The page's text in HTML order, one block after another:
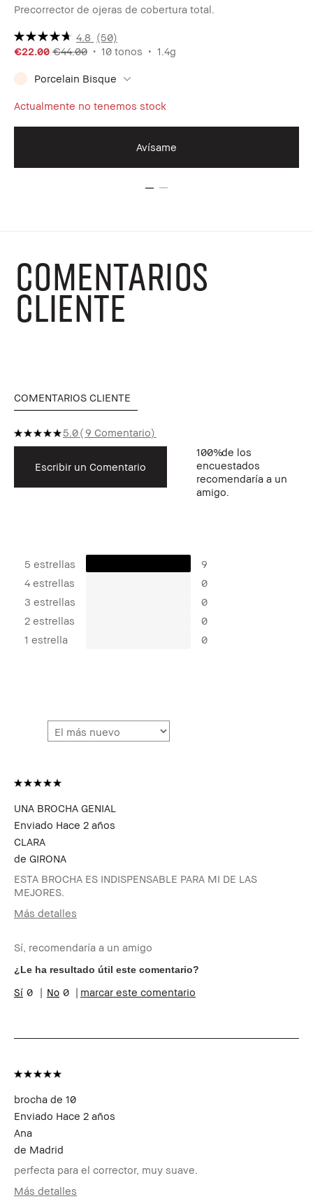
Precorrector de ojeras de cobertura total.
4.8 (50)
€22.00 €44.00 10 tonos 1.4g
Porcelain Bisque
Actualmente no tenemos stock
Avísame
COMENTARIOS
CLIENTE
COMENTARIOS CLIENTE
5.0 9 Comentario
Escribir un Comentario
100%de los
encuestados
recomendaría a un
amigo.
5 estrellas
9
4 estrellas
0
3 estrellas
0
2 estrellas
0
1 estrella
0
UNA BROCHA GENIAL
Enviado Hace 2 años
CLARA
de GIRONA
ESTA BROCHA ES INDISPENSABLE PARA MI DE LAS
MEJORES.
Más detalles
Tipo de piel
Seca
Tono de piel
Claro - Medio
Preocupaciones
de la piel
Miembro del
Soy miembro del Bobbi Brown Club y
Sí, recomendaría a un amigo
¿Le ha resultado útil este comentario?
0 0 marcar este comentario
brocha de 10
Enviado Hace 2 años
Ana
de Madrid
perfecta para el corrector, muy suave.
Más detalles